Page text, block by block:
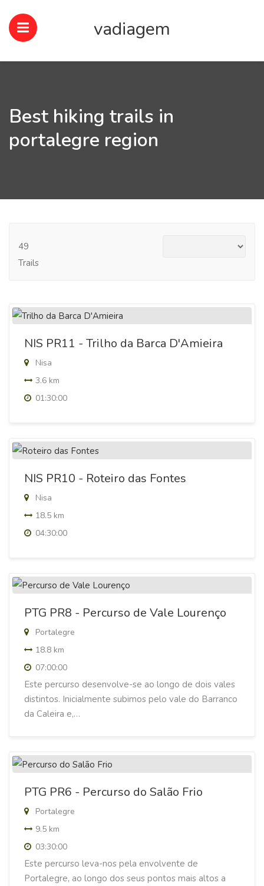
vadiagem
Best hiking trails in
portalegre region
49
Trails
NIS PR11 - Trilho da Barca D'Amieira
Nisa
3.6 km
01:30:00
NIS PR10 - Roteiro das Fontes
Nisa
18.5 km
04:30:00
PTG PR8 - Percurso de Vale Lourenço
Portalegre
18.8 km
07:00:00
Este percurso desenvolve-se ao longo de dois vales
distintos. Inicialmente subimos pelo vale do Barranco
da Caleira e,…
PTG PR6 - Percurso do Salão Frio
Portalegre
9.5 km
03:30:00
Este percurso leva-nos pela envolvente de
Portalegre, ao longo dos seus pontos mais altos a